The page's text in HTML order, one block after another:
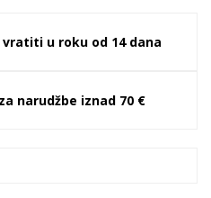
u roku od 14 dana
narudžbe iznad 70 €